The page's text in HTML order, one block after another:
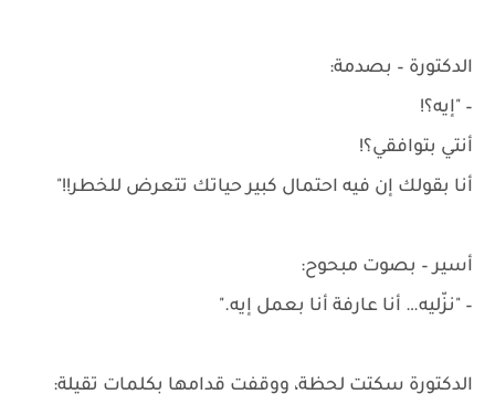
الدكتورة – بصدمة:
– "إيه؟!
أنتي بتوافقي؟!
أنا بقولك إن فيه احتمال كبير حياتك تتعرض للخطر!!"
أسير – بصوت مبحوح:
– "نزّليه… أنا عارفة أنا بعمل إيه."
الدكتورة سكتت لحظة، ووقفت قدامها بكلمات تقيلة: